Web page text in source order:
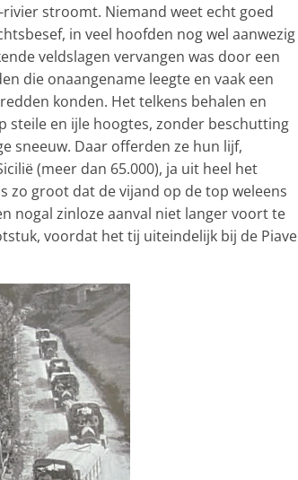
stroomt. Niemand weet echt goed
in veel hoofden nog wel aanwezig
veldslagen vervangen was door een
die onaangename leegte en vaak een
konden. Het telkens behalen en
steile en ijle hoogtes, zonder beschutting
sneeuw. Daar offerden ze hun lijf,
(meer dan 65.000), ja uit heel het
zo groot dat de vijand op de top weleens
nogal zinloze aanval niet langer voort te
voordat het tij uiteindelijk bij de Piave